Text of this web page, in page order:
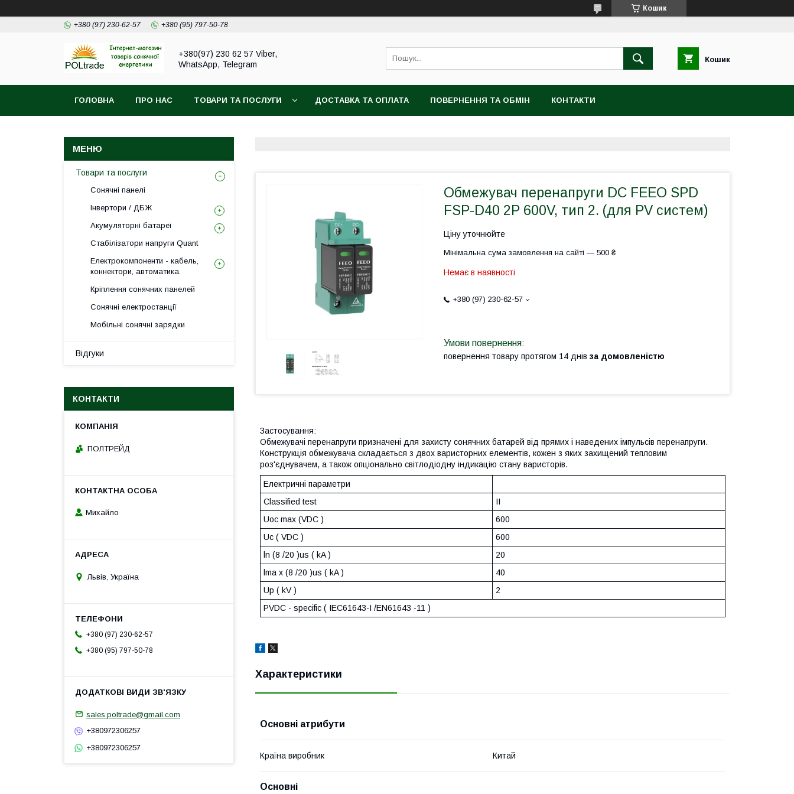
Кошик
+380 (97) 230-62-57 +380 (95) 797-50-78
+380(97) 230 62 57 Viber,
WhatsApp, Telegram
Кошик
ГОЛОВНА ПРО НАС ТОВАРИ ТА ПОСЛУГИ ДОСТАВКА ТА ОПЛАТА ПОВЕРНЕННЯ ТА ОБМІН КОНТАКТИ
Обмежувач перенапруги DC FEEO SPD
FSP-D40 2P 600V, тип 2. (для PV систем)
Ціну уточнюйте
Мінімальна сума замовлення на сайті — 500 ₴
Немає в наявності
+380 (97) 230-62-57
повернення товару протягом 14 днів за домовленістю
Застосування:
Обмежувачі перенапруги призначені для захисту сонячних батарей від прямих і наведених імпульсів перенапруги.
Конструкція обмежувача складається з двох варисторних елементів, кожен з яких захищений тепловим
роз'єднувачем, а також опціонально світлодіодну індикацію стану варисторів.
Електричні параметри
Classified test
II
Uoc max (VDC )
600
Uc ( VDC )
600
ln (8 /20 )us ( kA )
20
lma x (8 /20 )us ( kA )
40
Up ( kV )
2
PVDC - specific ( IEC61643-I /EN61643 -11 )
Характеристики
Основні атрибути
Країна виробник Китай
Основні
Товари та послуги
Сонячні панелі
Інвертори / ДБЖ
Акумуляторні батареї
Стабілізатори напруги Quant
Електрокомпоненти - кабель,
коннектори, автоматика.
Кріплення сонячних панелей
Сонячні електростанції
Мобільні сонячні зарядки
Відгуки
КОНТАКТИ
ПОЛТРЕЙД
Михайло
Львів, Україна
+380 (97) 230-62-57
+380 (95) 797-50-78
sales.poltrade@gmail.com
+380972306257
+380972306257